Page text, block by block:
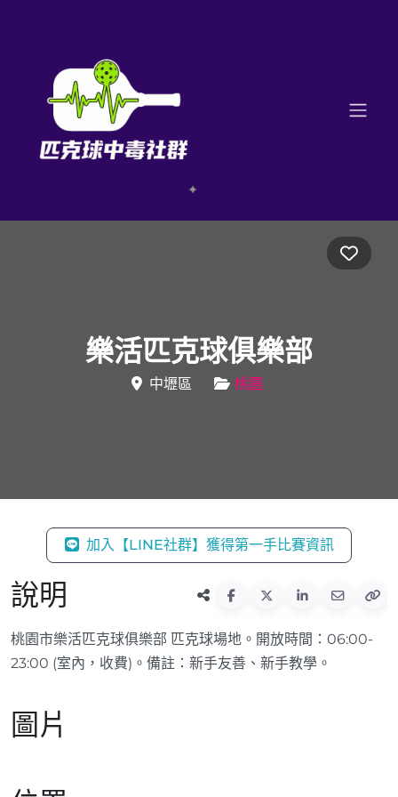
樂活匹克球俱樂部
中壢區 桃園
加入【LINE社群】獲得第一手比賽資訊
說明
桃園市樂活匹克球俱樂部 匹克球場地。開放時間：06:00-
23:00 (室內，收費)。備註：新手友善、新手教學。
圖片